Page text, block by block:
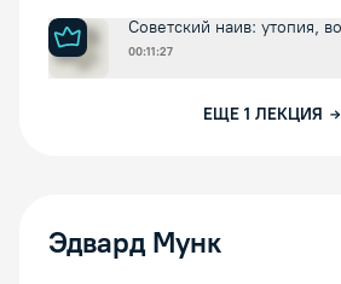
Советский наив: утопия,
00:11:27
ЕЩЕ 1 ЛЕКЦИЯ
Эдвард Мунк